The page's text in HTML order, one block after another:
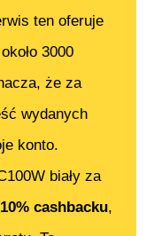
ten oferuje
3000
że za
wydanych
konto.
biały za
10% cashbacku,